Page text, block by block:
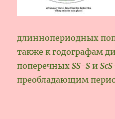
длиннопериодных
также к годографам
поперечныхSS-S и
преобладающим